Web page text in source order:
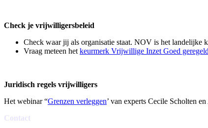
Check je vrijwilligersbeleid
Check waar jij als organisatie staat. NOV is het
Vraag meteen het keurmerk Vrijwillige Inzet Goed geregeld
Juridisch regels vrijwilligers
Het webinar “Grenzen verleggen’ van experts Cecile Scholten
Contact